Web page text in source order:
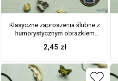
Klasyczne zaproszenia ślubne z
humorystycznym obrazkiem
parę trzymającą się za ręce i
56-12
2,45 zł